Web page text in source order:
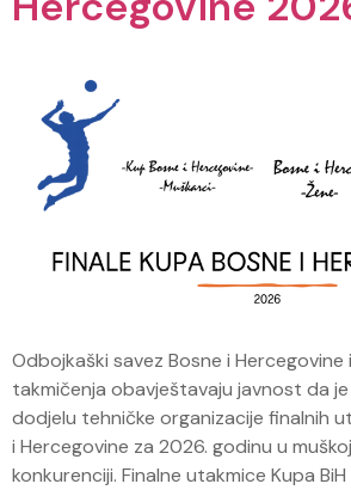
Odbojkaški savez Bosne i
takmičenja obavještavaju javnost da
dodjelu tehničke organizacije finalnih
i Hercegovine za 2026. godinu u
konkurenciji. Finalne utakmice Kupa